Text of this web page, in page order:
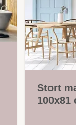
Stort
100x81